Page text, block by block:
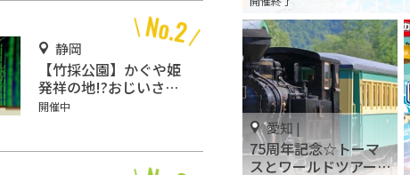
静岡
【竹採公園】かぐや姫
発祥の地!?おじいさん
がかぐや姫を見つけた
開催中 開
愛知 |
75周年記念☆トーマ
スとワールドツアー